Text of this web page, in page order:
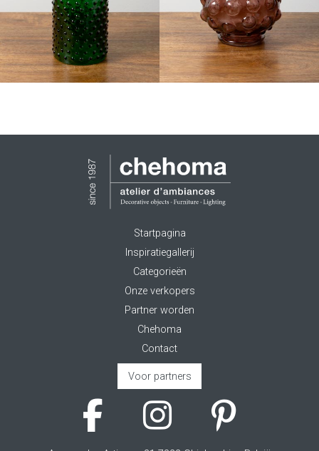
Startpagina
Inspiratiegallerij
Categorieën
Onze verkopers
Partner worden
Chehoma
Contact
Voor partners